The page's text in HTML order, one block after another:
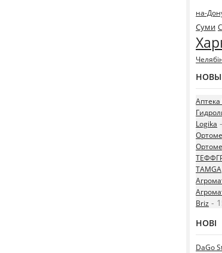
на-
Суми
Logika
TAMGA
Briz -
НОВІ
DaGo